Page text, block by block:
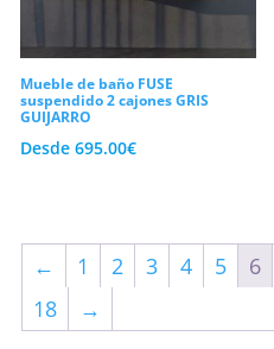
Mueble de baño FUSE
suspendido 2 cajones GRIS
GUIJARRO
Desde 695.00€
← 1 2 3 4 5 6
18
→